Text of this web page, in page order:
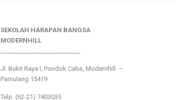
SEKOLAH HARAPAN BANGSA
MODERNHILL
Jl. Bukit Raya I, Pondok Cabe, Modernhill –
Pamulang 15419
Telp. (62-21) 7403035